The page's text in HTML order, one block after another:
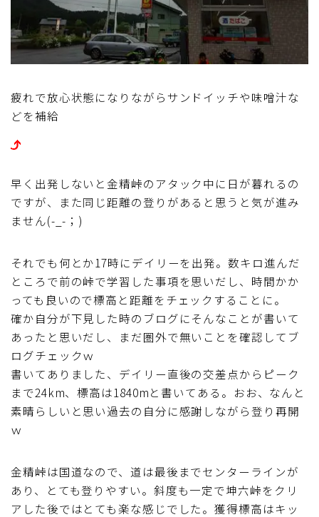
疲れで放心状態になりながらサンドイッチや味噌汁な
どを補給
早く出発しないと金精峠のアタック中に日が暮れるの
ですが、また同じ距離の登りがあると思うと気が進み
ません(-_-；)
それでも何とか17時にデイリーを出発。数キロ進んだ
ところで前の峠で学習した事項を思いだし、時間かか
っても良いので標高と距離をチェックすることに。
確か自分が下見した時のブログにそんなことが書いて
あったと思いだし、まだ圏外で無いことを確認してブ
ログチェックｗ
書いてありました、デイリー直後の交差点からピーク
まで24km、標高は1840mと書いてある。おお、なんと
素晴らしいと思い過去の自分に感謝しながら登り再開
ｗ
金精峠は国道なので、道は最後までセンターラインが
あり、とても登りやすい。斜度も一定で坤六峠をクリ
アした後ではとても楽な感じでした。獲得標高はキッ